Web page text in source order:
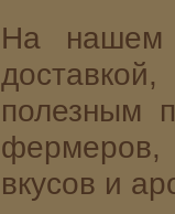
На нашем
полезным
вкусов и